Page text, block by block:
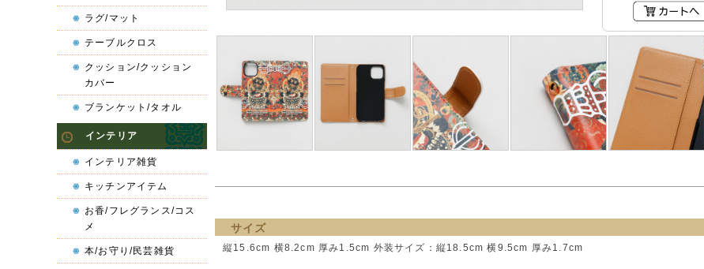
サイズ
縦15.6cm 横8.2cm 厚み1.5cm 外装サイズ：縦18.5cm 横9.5cm 厚み1.7cm
ラグ/マット
テーブルクロス
クッション/クッション
カバー
ブランケット/タオル
インテリア
インテリア雑貨
キッチンアイテム
お香/フレグランス/コス
メ
本/お守り/民芸雑貨